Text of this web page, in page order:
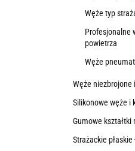
Węże typ
Profesjonalne
powietrza
Węże
Węże niezbrojone
Silikonowe węże i
Gumowe kształtki
Strażackie płaskie